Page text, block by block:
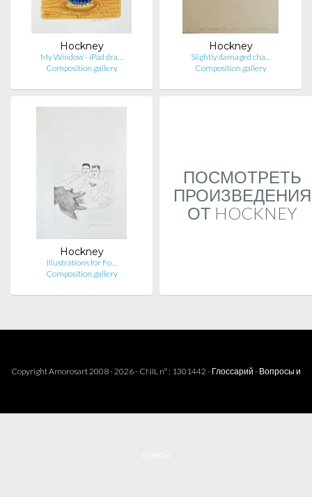
Hockney
My Window - iPad dra…
Composition.gallery
Hockney
Slightly damaged cha…
Composition.gallery
Hockney
Illustrations for Fo…
Composition.gallery
ПОСМОТРЕТЬ
ПРОИЗВЕДЕНИЯ
ОТ HOCKNEY
Copyright Amorosart 2008 - 2026 - CNIL n° : 1301442 - Глоссарий - Вопросы и